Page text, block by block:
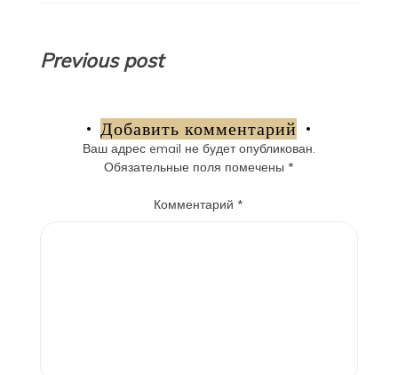
Навигация
записям
Previous post
Добавить комментарий
Ваш адрес email не будет опубликован.
Обязательные поля помечены *
Комментарий*